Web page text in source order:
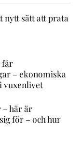
nytt sätt att prata
får
– ekonomiska
vuxenlivet
här är
för – och hur